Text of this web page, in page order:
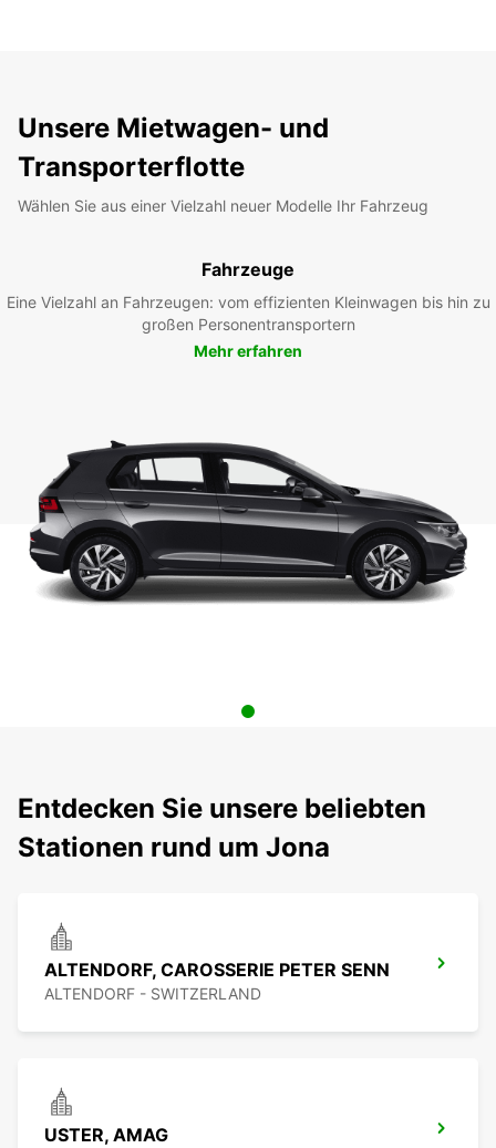
Unsere Mietwagen- und
Transporterflotte
Wählen Sie aus einer Vielzahl neuer Modelle Ihr Fahrzeug
Fahrzeuge
Eine Vielzahl an Fahrzeugen: vom effizienten Kleinwagen bis hin zu
großen Personentransportern
Mehr erfahren
Entdecken Sie unsere beliebten
Stationen rund um Jona
ALTENDORF, CAROSSERIE PETER SENN
ALTENDORF - SWITZERLAND
USTER, AMAG